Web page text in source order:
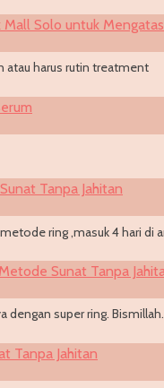
Solo untuk
atau harus rutin treatment
Tanpa Jahitan
ring ,masuk 4 hari di
Sunat Tanpa
super ring.
Tanpa Jahitan